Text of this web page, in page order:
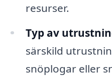
resurser.
Typ av
särskild
snöplogar eller